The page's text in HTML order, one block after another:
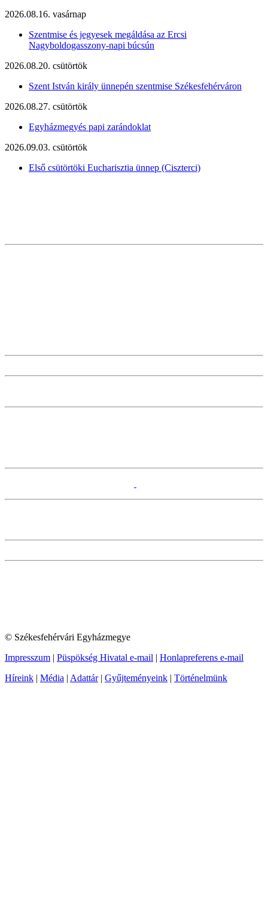
2026.08.16. vasárnap
Szentmise és jegyesek megáldása az Ercsi
Nagyboldogasszony-napi búcsún
2026.08.20. csütörtök
Szent István király ünnepén szentmise Székesfehérváron
2026.08.27. csütörtök
Egyházmegyés papi zarándoklat
2026.09.03. csütörtök
Első csütörtöki Eucharisztia ünnep (Ciszterci)
© Székesfehérvári Egyházmegye
Impresszum | Püspökség Hivatal e-mail | Honlapreferens e-mail
Híreink | Média | Adattár| Gyűjteményeink | Történelmünk